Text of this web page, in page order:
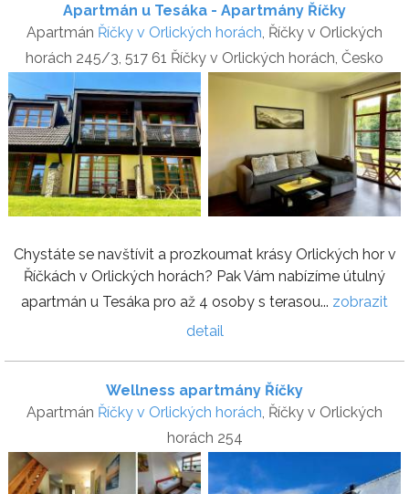
Apartmán u Tesáka - Apartmány Říčky
Apartmán Říčky v Orlických horách , Říčky v Orlických
horách 245/3, 517 61 Říčky v Orlických horách, Česko
Chystáte se navštívit a prozkoumat krásy Orlických hor v
Říčkách v Orlických horách? Pak Vám nabízíme útulný
apartmán u Tesáka pro až 4 osoby s terasou... zobrazit
detail
Wellness apartmány Říčky
Apartmán Říčky v Orlických horách , Říčky v Orlických
horách 254